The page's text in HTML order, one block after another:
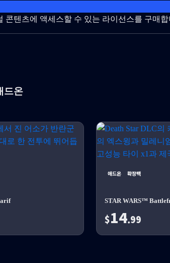
콘텐츠에 액세스할 수 있는 라이선스를 구매합
드온
애드온 확장팩
STAR WARS™
$14.99